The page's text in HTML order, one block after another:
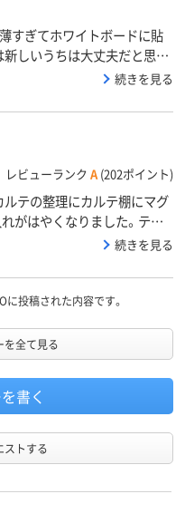
すぎてホワイトボードに貼
しいうちは大丈夫だと思い
ちやすくなるかもしれませ
度が普通なのかもしれませ
続きを見る
レビューランク A (202ポイント)
テの整理にカルテ棚にマグ
がはやくなりました。テプ
続きを見る
に投稿された内容です。
を全て見る
書く
ストする